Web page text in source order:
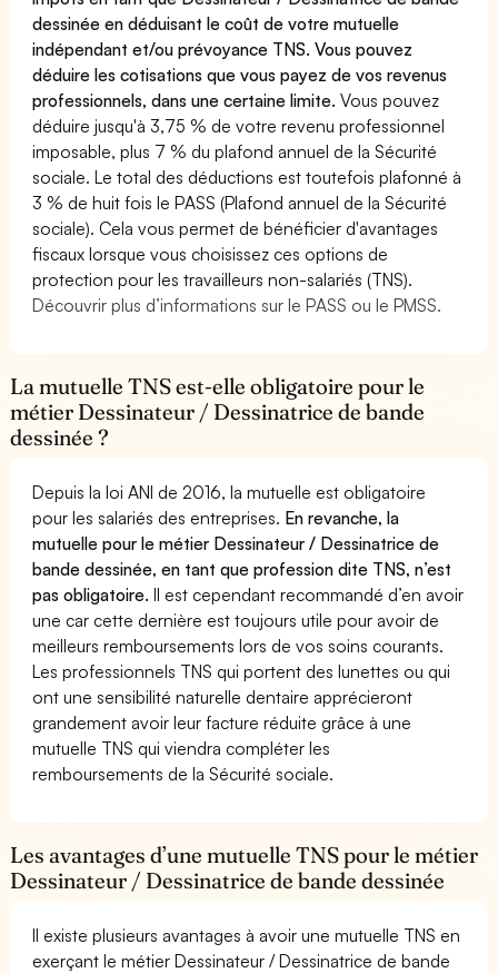
dessinée en déduisant le coût de votre mutuelle
indépendant et/ou prévoyance TNS. Vous pouvez
déduire les cotisations que vous payez de vos revenus
professionnels, dans une certaine limite.Vous pouvez
déduire jusqu'à 3,75 % de votre revenu professionnel
imposable, plus 7 % du plafond annuel de la Sécurité
sociale. Le total des déductions est toutefois plafonné à
3 % de huit fois le PASS (Plafond annuel de la Sécurité
sociale). Cela vous permet de bénéficier d'avantages
fiscaux lorsque vous choisissez ces options de
protection pour les travailleurs non-salariés (TNS).
Découvrir plus d’informations sur le PASS ou le PMSS.
La mutuelle TNS est-elle obligatoire pour le
métier Dessinateur / Dessinatrice de bande
dessinée ?
Depuis la loi ANI de 2016, la mutuelle est obligatoire
pour les salariés des entreprises. En revanche, la
mutuelle pour le métier Dessinateur / Dessinatrice de
bande dessinée, en tant que profession dite TNS, n’est
pas obligatoire.Il est cependant recommandé d’en avoir
une car cette dernière est toujours utile pour avoir de
meilleurs remboursements lors de vos soins courants.
Les professionnels TNS qui portent des lunettes ou qui
ont une sensibilité naturelle dentaire apprécieront
grandement avoir leur facture réduite grâce à une
mutuelle TNS qui viendra compléter les
remboursements de la Sécurité sociale.
Les avantages d’une mutuelle TNS pour le métier
Dessinateur / Dessinatrice de bande dessinée
Il existe plusieurs avantages à avoir une mutuelle TNS en
exerçant le métier Dessinateur / Dessinatrice de bande